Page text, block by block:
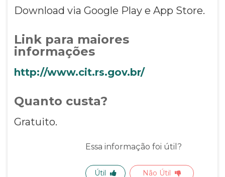
Download via Google Play e App Store.
Link para maiores
informações
http://www.cit.rs.gov.br/
Quanto custa?
Gratuito.
Essa informação foi útil?
Útil Não Útil